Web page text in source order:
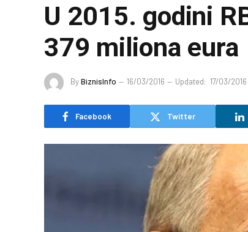
U 2015. godini
379 miliona eura
ByBiznisInfo 16/03/2016 Updated: 17/03/2016
Facebook Twitter